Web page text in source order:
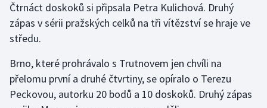
Jezdectví
Judo
Krasobruslení
Lezení
Čtrnáct doskoků si připsala Petra Kulichová. Druhý
zápas v sérii pražských celků na tři vítězství se hraje ve
středu.
Brno, které prohrávalo s Trutnovem jen chvíli na
přelomu první a druhé čtvrtiny, se opíralo o Terezu
Peckovou, autorku 20 bodů a 10 doskoků. Druhý zápas